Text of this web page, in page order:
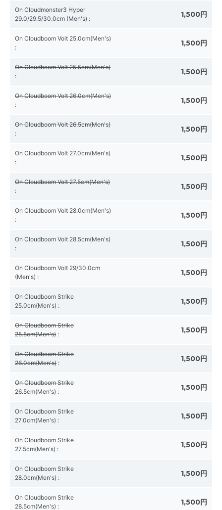
On Cloudmonster3 Hyper
29.0/29.5/30.0cm (Men's) : 1,500円
On Cloudboom Volt 25.0cm(Men's)
:
1,500円
On Cloudboom Volt 25.5cm(Men's)
:
1,500円
On Cloudboom Volt 26.0cm(Men's)
:
1,500円
On Cloudboom Volt 26.5cm(Men's)
:
1,500円
On Cloudboom Volt 27.0cm(Men's)
:
1,500円
On Cloudboom Volt 27.5cm(Men's)
:
1,500円
On Cloudboom Volt 28.0cm(Men's)
:
1,500円
On Cloudboom Volt 28.5cm(Men's)
:
1,500円
On Cloudboom Volt 29/30.0cm
(Men's) : 1,500円
On Cloudboom Strike
25.0cm(Men's) : 1,500円
On Cloudboom Strike
25.5cm(Men's) : 1,500円
On Cloudboom Strike
26.0cm(Men's) : 1,500円
On Cloudboom Strike
26.5cm(Men's) : 1,500円
On Cloudboom Strike
27.0cm(Men's) : 1,500円
On Cloudboom Strike
27.5cm(Men's) : 1,500円
On Cloudboom Strike
28.0cm(Men's) : 1,500円
On Cloudboom Strike
28.5cm(Men's) : 1,500円